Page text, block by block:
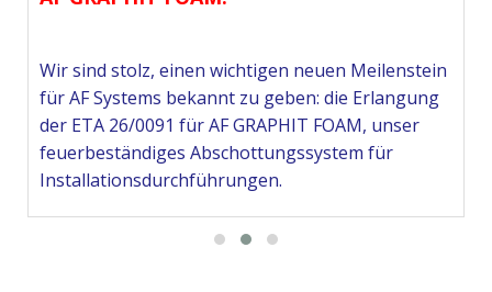
Wir sind stolz, einen wichtigen neuen Meilenstein
für AF Systems bekannt zu geben: die Erlangung
der ETA 26/0091 für AF GRAPHIT FOAM, unser
feuerbeständiges Abschottungssystem für
Installationsdurchführungen.